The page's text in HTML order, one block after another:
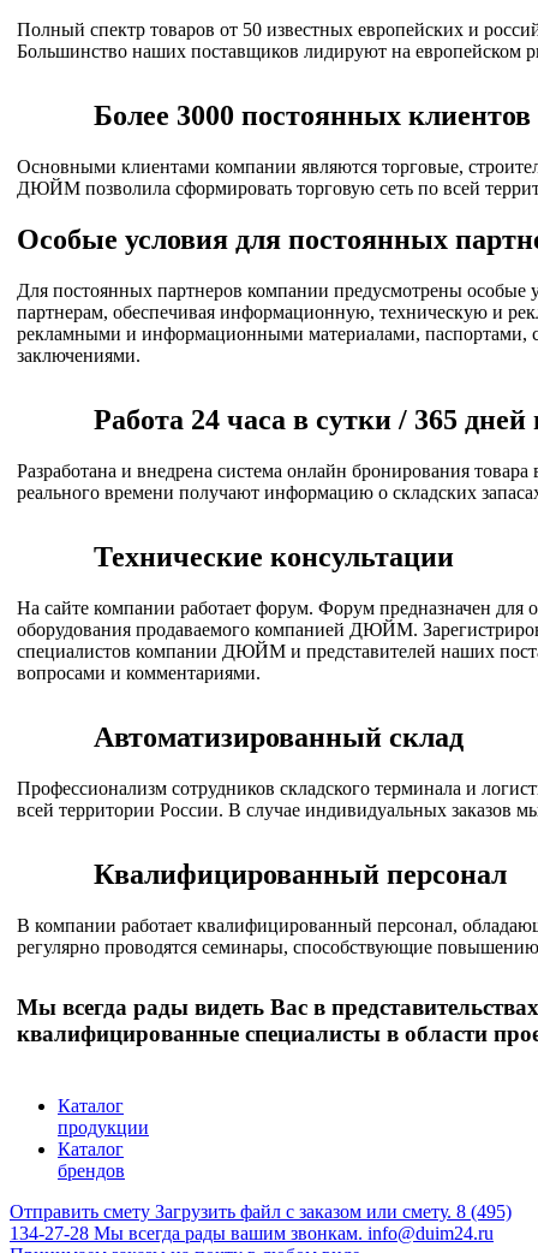
Полный спектр товаров от 50 известных европейских и
Большинство наших поставщиков лидируют на европейском
Более 3000 постоянных клиентов
Основными клиентами компании являются торговые,
ДЮЙМ позволила сформировать торговую сеть по всей
Особые условия для постоянных
Для постоянных партнеров компании предусмотрены
партнерам, обеспечивая информационную, техническую и
рекламными и информационными материалами, паспортами,
заключениями.
Работа 24 часа в сутки / 365 дней
Разработана и внедрена система онлайн бронирования
реального времени получают информацию о складских
Технические консультации
На сайте компании работает форум. Форум предназначен
оборудования продаваемого компанией ДЮЙМ.
специалистов компании ДЮЙМ и представителей наших
вопросами и комментариями.
Автоматизированный склад
Профессионализм сотрудников складского терминала и
всей территории России. В случае индивидуальных заказов
Квалифицированный персонал
В компании работает квалифицированный персонал,
регулярно проводятся семинары, способствующие
Мы всегда рады видеть Вас в
квалифицированные специалисты в области
Каталог
продукции
Каталог
брендов
Отправить смету Загрузить файл с заказом или смету. 8 (495)
134-27-28 Мы всегда рады вашим звонкам. info@duim24.ru